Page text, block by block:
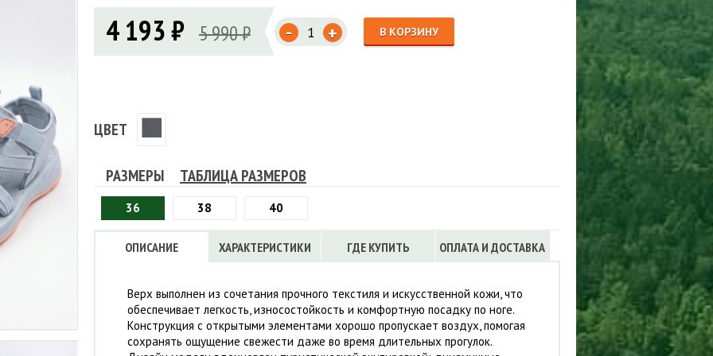
МЕМБРАННАЯ ОДЕЖДА
Флисовые брюки
Флисовые кофты
ЖИЛЕТЫ
ТРУСЫ
ЮБКИ, ПЛАТЬЯ
КОБУРЫ, ЧЕХЛЫ, РЕМНИ
КобурыОбложки, сумки
4 193 ₽ 5 990 ₽ - + В КОРЗИНУ
ЦВЕТ
РАЗМЕРЫ ТАБЛИЦА РАЗМЕРОВ
36 38 40
ОПИСАНИЕ ХАРАКТЕРИСТИКИ ГДЕ КУПИТЬ ОПЛАТА И ДОСТАВКА
Верх выполнен из сочетания прочного текстиля и искусственной кожи, что
обеспечивает легкость, износостойкость и комфортную посадку по ноге.
Конструкция с открытыми элементами хорошо пропускает воздух, помогая
сохранять ощущение свежести даже во время длительных прогулок.